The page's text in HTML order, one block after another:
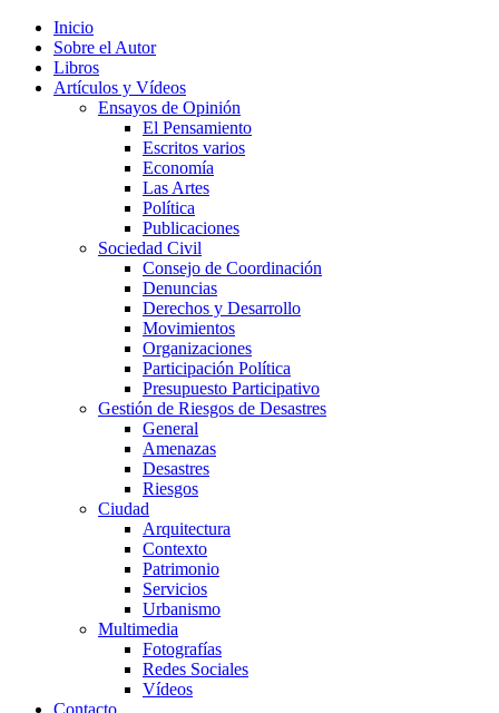
Inicio
Sobre el Autor
Libros
Artículos y Vídeos
Ensayos de Opinión
El Pensamiento
Escritos varios
Economía
Las Artes
Política
Publicaciones
Sociedad Civil
Consejo de Coordinación
Denuncias
Derechos y Desarrollo
Movimientos
Organizaciones
Participación Política
Presupuesto Participativo
Gestión de Riesgos de Desastres
General
Amenazas
Desastres
Riesgos
Ciudad
Arquitectura
Contexto
Patrimonio
Servicios
Urbanismo
Multimedia
Fotografías
Redes Sociales
Vídeos
Contacto